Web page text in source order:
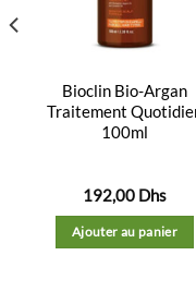
Bioclin Bio-Argan
Traitement
100ml
192,00 Dhs
Ajouter au panier